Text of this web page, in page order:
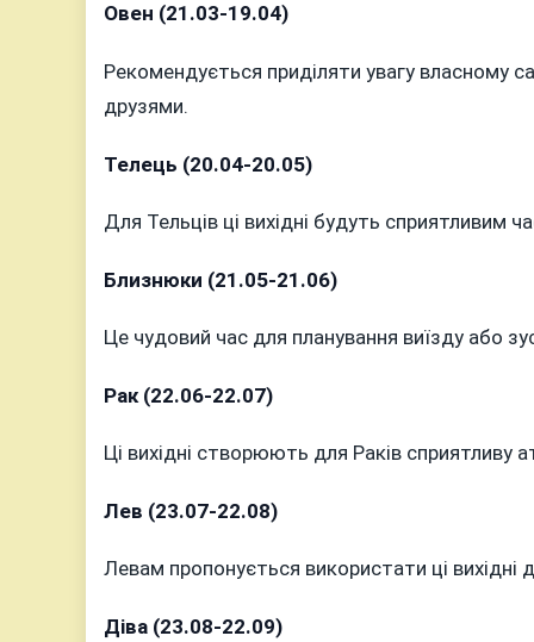
Овен (21.03-19.04)
Рекомендується приділяти увагу власному
друзями.
Телець (20.04-20.05)
Для Тельців ці вихідні будуть сприятливим
Близнюки (21.05-21.06)
Це чудовий час для планування виїзду або
Рак (22.06-22.07)
Ці вихідні створюють для Раків
Лев (23.07-22.08)
Левам пропонується використати ці вихідні
Діва (23.08-22.09)